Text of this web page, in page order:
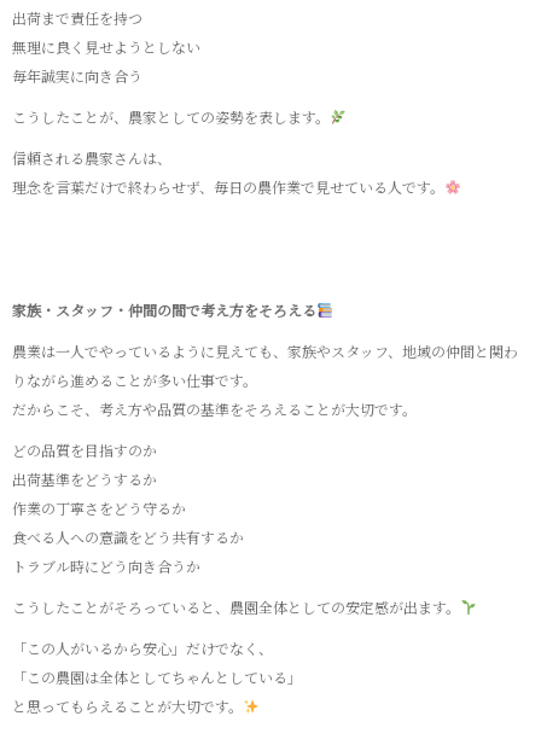
出荷まで責任を持つ
無理に良く見せようとしない
毎年誠実に向き合う
こうしたことが、農家としての姿勢を表します。
信頼される農家さんは、
理念を言葉だけで終わらせず、毎日の農作業で見せている人です。
家族・スタッフ・仲間の間で考え方をそろえる
農業は一人でやっているように見えても、家族やスタッフ、地域の仲間と関わ
りながら進めることが多い仕事です。
だからこそ、考え方や品質の基準をそろえることが大切です。
どの品質を目指すのか
出荷基準をどうするか
作業の丁寧さをどう守るか
食べる人への意識をどう共有するか
トラブル時にどう向き合うか
こうしたことがそろっていると、農園全体としての安定感が出ます。
「この人がいるから安心」だけでなく、
「この農園は全体としてちゃんとしている」
と思ってもらえることが大切です。